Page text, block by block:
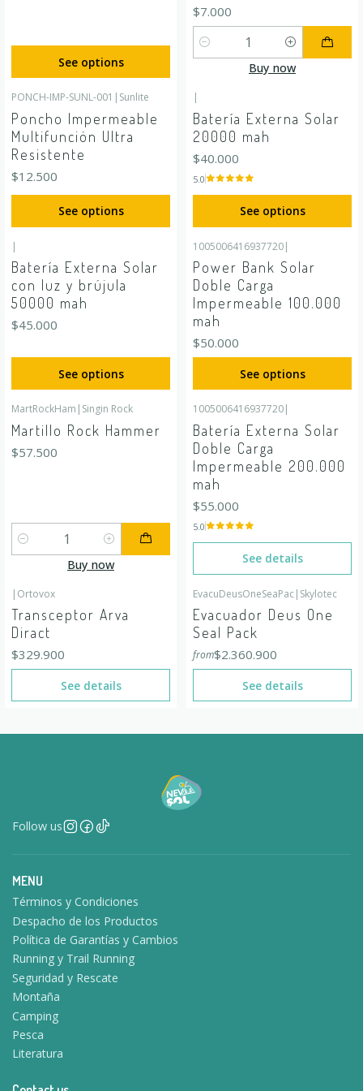
See options
$7.000
Quantity
Buy now
PONCH-IMP-SUNL-001 | Sunlite
Poncho Impermeable
Multifunción Ultra
Resistente
$12.500
See options
|
Batería Externa Solar
20000 mah
$40.000
5.0
See options
|
Batería Externa Solar
con luz y brújula
50000 mah
$45.000
See options
1005006416937720|
Power Bank Solar
Doble Carga
Impermeable 100.000
mah
$50.000
See options
MartRockHam | Singin Rock
Martillo Rock Hammer
$57.500
Quantity
Buy now
1005006416937720|
Batería Externa Solar
Doble Carga
Impermeable 200.000
mah
$55.000
5.0
See details
| Ortovox
Transceptor Arva
Diract
$329.900
See details
EvacuDeusOneSeaPac| Skylotec
Evacuador Deus One
Seal Pack
from$2.360.900
See details
Follow us
MENU
Términos y Condiciones
Despacho de los Productos
Política de Garantías y Cambios
Running y Trail Running
Seguridad y Rescate
Montaña
Camping
Pesca
Literatura